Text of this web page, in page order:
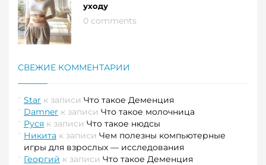
уходу
0 comments
СВЕЖИЕ КОММЕНТАРИИ
Star к записи Что такое Деменция
Damner к записи Что такое молочница
Руся к записи Что такое нюдсы
Никита к записи Чем полезны компьютерные
игры для взрослых — исследования
Георгий к записи Что такое Деменция